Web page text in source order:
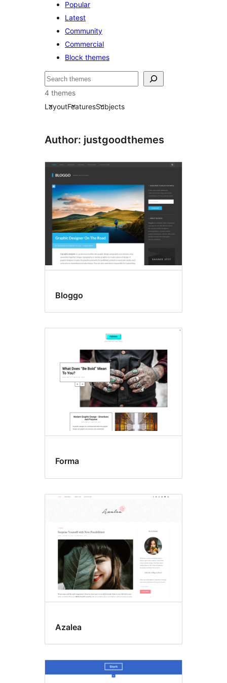
Popular
Latest
Community
Commercial
Block themes
Hľadať
4 themes
LayoutFeaturesSubjects
Author: justgoodthemes
Bloggo
Forma
Azalea